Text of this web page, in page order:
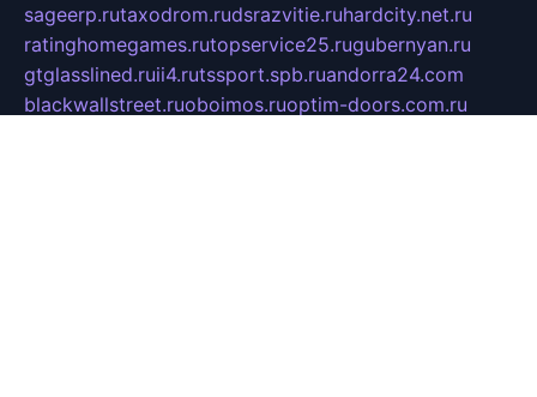
sageerp.rutaxodrom.rudsrazvitie.ruhardcity.net.ru
ratinghomegames.rutopservice25.rugubernyan.ru
gtglasslined.ruii4.rutssport.spb.ruandorra24.com
blackwallstreet.ruoboimos.ruoptim-doors.com.ru